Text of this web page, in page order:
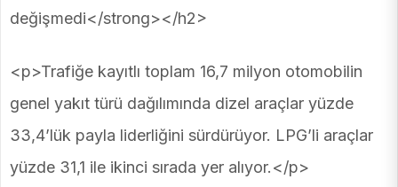
değişmedi</strong></h2>
<p>Trafiğe kayıtlı toplam 16,7 milyon otomobilin
genel yakıt türü dağılımında dizel araçlar yüzde
33,4’lük payla liderliğini sürdürüyor. LPG’li araçlar
yüzde 31,1 ile ikinci sırada yer alıyor.</p>